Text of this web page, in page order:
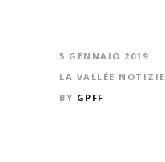
5 GENNAIO 2019
LA VALLÉE NOTIZIE
BY GPFF